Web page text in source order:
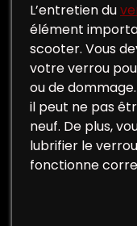
L’entretien du
élément
scooter. Vous
votre verrou
ou de
il peut ne pas
neuf. De plus,
lubrifier le
fonctionne